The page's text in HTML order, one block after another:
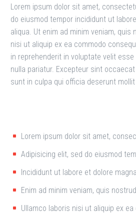
Lorem ipsum dolor sit amet,
do eiusmod tempor incididunt ut
aliqua. Ut enim ad minim veniam, quis
nisi ut aliquip ex ea commodo
in reprehenderit in voluptate velit
nulla pariatur. Excepteur sint
sunt in culpa qui officia deserunt
Lorem ipsum dolor sit amet,
Adipisicing elit, sed do eiusmod
Incididunt ut labore et dolore
Enim ad minim veniam, quis
Ullamco laboris nisi ut aliquip ex ea